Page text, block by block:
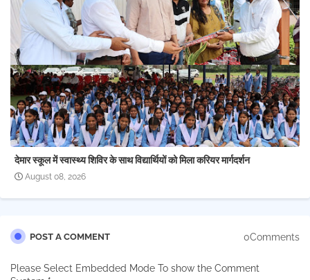
देमार स्कूल में स्वास्थ्य शिविर के साथ विद्यार्थियों को मिला करियर मार्गदर्शन
August 08, 2026
POST A COMMENT 0Comments
Please Select Embedded Mode To show the Comment